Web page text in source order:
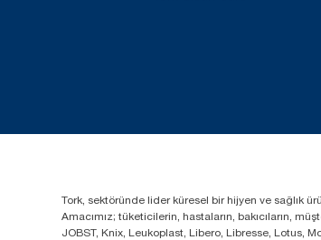
Tork, sektöründe lider küresel bir hijyen ve sağlık
Amacımız; tüketicilerin, hastaların, bakıcıların,
JOBST, Knix, Leukoplast, Libero, Libresse, Lotus,